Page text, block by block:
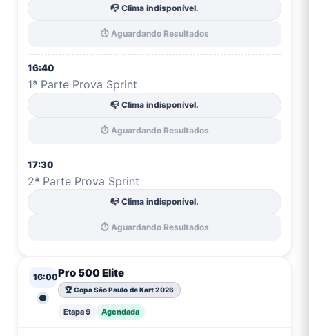
📭 Clima indisponível.
⏱️ Aguardando Resultados
16:40
1ª Parte Prova Sprint
📭 Clima indisponível.
⏱️ Aguardando Resultados
17:30
2ª Parte Prova Sprint
📭 Clima indisponível.
⏱️ Aguardando Resultados
16:00Pro 500 Elite
🏆 Copa São Paulo de Kart 2026
Etapa 9 Agendada